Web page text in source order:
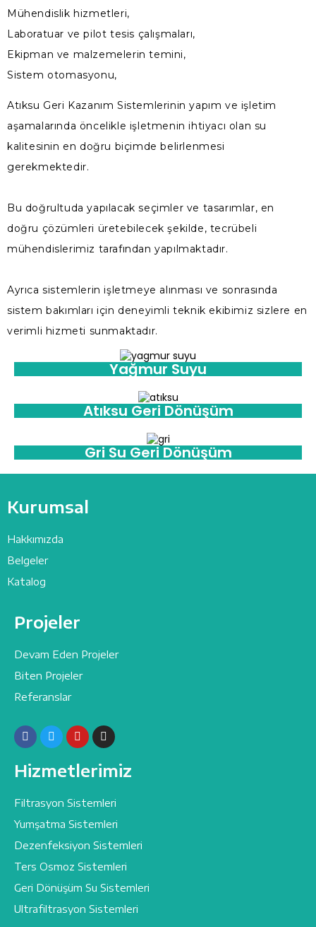
Mühendislik hizmetleri,
Laboratuar ve pilot tesis çalışmaları,
Ekipman ve malzemelerin temini,
Sistem otomasyonu,
Atıksu Geri Kazanım Sistemlerinin yapım ve işletim
aşamalarında öncelikle işletmenin ihtiyacı olan su
kalitesinin en doğru biçimde belirlenmesi
gerekmektedir.
Bu doğrultuda yapılacak seçimler ve tasarımlar, en
doğru çözümleri üretebilecek şekilde, tecrübeli
mühendislerimiz tarafından yapılmaktadır.
Ayrıca sistemlerin işletmeye alınması ve sonrasında
sistem bakımları için deneyimli teknik ekibimiz sizlere en
verimli hizmeti sunmaktadır.
Yağmur Suyu
Atıksu Geri Dönüşüm
Gri Su Geri Dönüşüm
Kurumsal
Hakkımızda
Belgeler
Katalog
Projeler
Devam Eden Projeler
Biten Projeler
Referanslar
Hizmetlerimiz
Filtrasyon Sistemleri
Yumşatma Sistemleri
Dezenfeksiyon Sistemleri
Ters Osmoz Sistemleri
Geri Dönüşüm Su Sistemleri
Ultrafiltrasyon Sistemleri